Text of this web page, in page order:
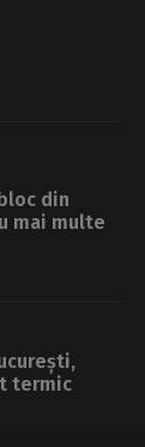
din
mai multe
termic